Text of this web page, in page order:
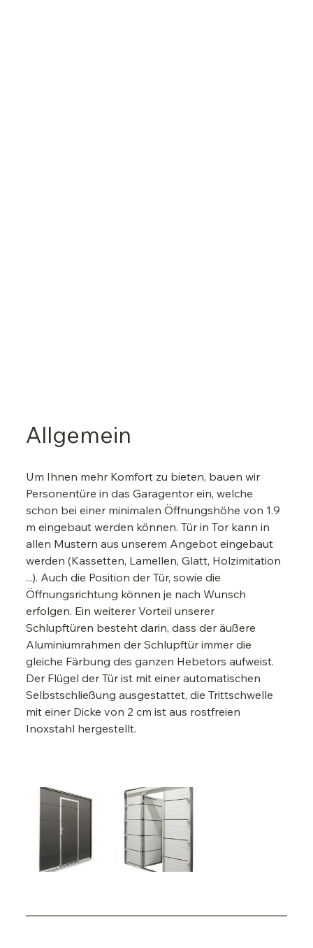
Allgemein
Um Ihnen mehr Komfort zu bieten, bauen wir
Personentüre in das Garagentor ein, welche
schon bei einer minimalen Öffnungshöhe von 1.9
m eingebaut werden können. Tür in Tor kann in
allen Mustern aus unserem Angebot eingebaut
werden (Kassetten, Lamellen, Glatt, Holzimitation
...). Auch die Position der Tür, sowie die
Öffnungsrichtung können je nach Wunsch
erfolgen. Ein weiterer Vorteil unserer
Schlupftüren besteht darin, dass der äußere
Aluminiumrahmen der Schlupftür immer die
gleiche Färbung des ganzen Hebetors aufweist.
Der Flügel der Tür ist mit einer automatischen
Selbstschließung ausgestattet, die Trittschwelle
mit einer Dicke von 2 cm ist aus rostfreien
Inoxstahl hergestellt.